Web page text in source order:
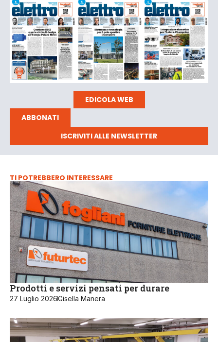
EDICOLA WEB
ABBONATI
ISCRIVITI ALLE NEWSLETTER
TI POTREBBERO INTERESSARE
Prodotti e servizi pensati per durare
27 Luglio 2026Gisella Manera